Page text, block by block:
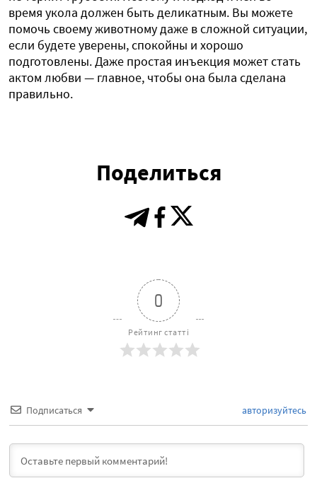
время укола должен быть деликатным. Вы можете
помочь своему животному даже в сложной ситуации,
если будете уверены, спокойны и хорошо
подготовлены. Даже простая инъекция может стать
актом любви — главное, чтобы она была сделана
правильно.
Поделиться
0
Рейтинг статті
Подписаться авторизуйтесь